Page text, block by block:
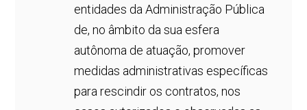
entidades da Administração Pública
de, no âmbito da sua esfera
autônoma de atuação, promover
medidas administrativas específicas
para rescindir os contratos, nos